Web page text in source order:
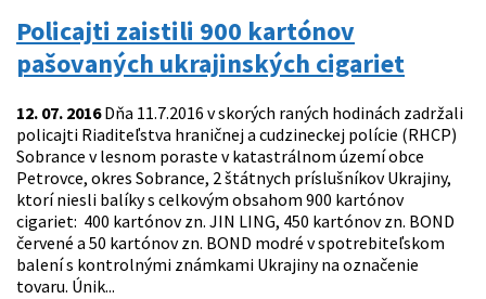
Policajti zaistili 900 kartónov
pašovaných ukrajinských cigariet
12. 07. 2016Dňa 11.7.2016 v skorých raných hodinách zadržali
policajti Riaditeľstva hraničnej a cudzineckej polície (RHCP)
Sobrance v lesnom poraste v katastrálnom území obce
Petrovce, okres Sobrance, 2 štátnych príslušníkov Ukrajiny,
ktorí niesli balíky s celkovým obsahom 900 kartónov
cigariet: 400 kartónov zn. JIN LING, 450 kartónov zn. BOND
červené a 50 kartónov zn. BOND modré v spotrebiteľskom
balení s kontrolnými známkami Ukrajiny na označenie
tovaru. Únik...